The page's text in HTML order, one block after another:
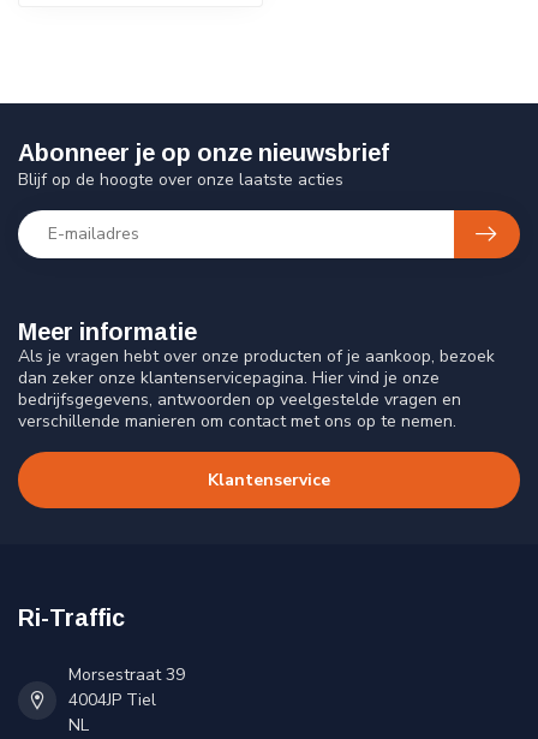
Meer informatie
Als je vragen hebt over onze producten of je aankoop, bezoek
dan zeker onze klantenservicepagina. Hier vind je onze
bedrijfsgegevens, antwoorden op veelgestelde vragen en
verschillende manieren om contact met ons op te nemen.
Klantenservice
Abonneer je op onze nieuwsbrief
Blijf op de hoogte over onze laatste acties
Ri-Traffic
Morsestraat 39
4004JP Tiel
NL